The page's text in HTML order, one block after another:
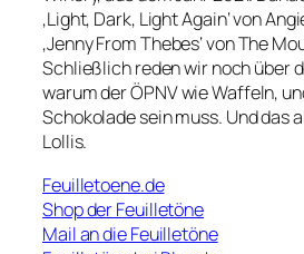
‚Light, Dark, Light Again‘ von
‚Jenny From Thebes‘ von The
Schließlich reden wir noch über
warum der ÖPNV wie Waffeln,
Schokolade sein muss. Und das
Lollis.
Feuilletoene.de
Shop der Feuilletöne
Mail an die Feuilletöne